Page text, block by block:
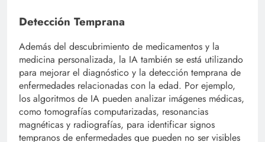
Detección Temprana
Además del descubrimiento de medicamentos y la
medicina personalizada, la IA también se está utilizando
para mejorar el diagnóstico y la detección temprana de
enfermedades relacionadas con la edad. Por ejemplo,
los algoritmos de IA pueden analizar imágenes médicas,
como tomografías computarizadas, resonancias
magnéticas y radiografías, para identificar signos
tempranos de enfermedades que pueden no ser visibles